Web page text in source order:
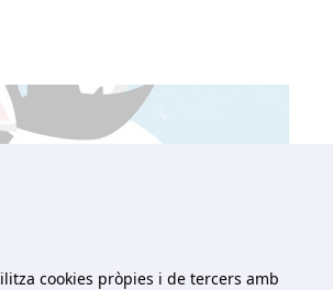
cookies pròpies i de tercers amb